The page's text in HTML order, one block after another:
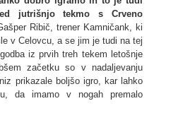
jutrišnjo tekmo s Crveno
Ribič, trener Kamničank, ki
v Celovcu, a se jim je tudi na tej
iz prvih treh tekem letošnje
začetku so v nadaljevanju
prikazale boljšo igro, kar lahko
da imamo v nogah premalo